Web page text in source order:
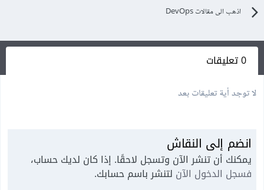
اذهب الى مقالات DevOps
0 تعليقات
لا توجد أية تعليقات بعد
انضم إلى النقاش
يمكنك أن تنشر الآن وتسجل لاحقًا. إذا كان لديك حساب،
فسجل الدخول الآن لتنشر باسم حسابك.